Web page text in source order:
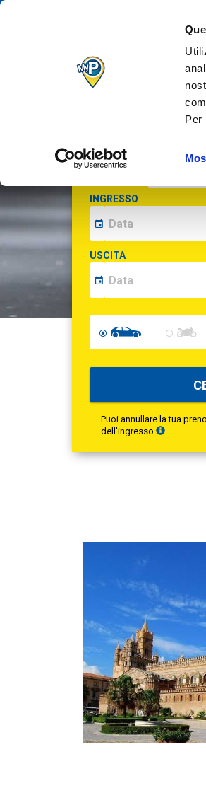
Per
Inserisci le date per
INDIRIZZO
(opzionale)
INGRESSO
USCITA
Puoi annullare la tua
dell'ingresso